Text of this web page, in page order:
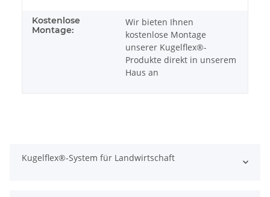
Kostenlose
Montage:
Wir bieten Ihnen
kostenlose Montage
unserer Kugelflex®-
Produkte direkt in unserem
Haus an
Kugelflex®-System für Landwirtschaft